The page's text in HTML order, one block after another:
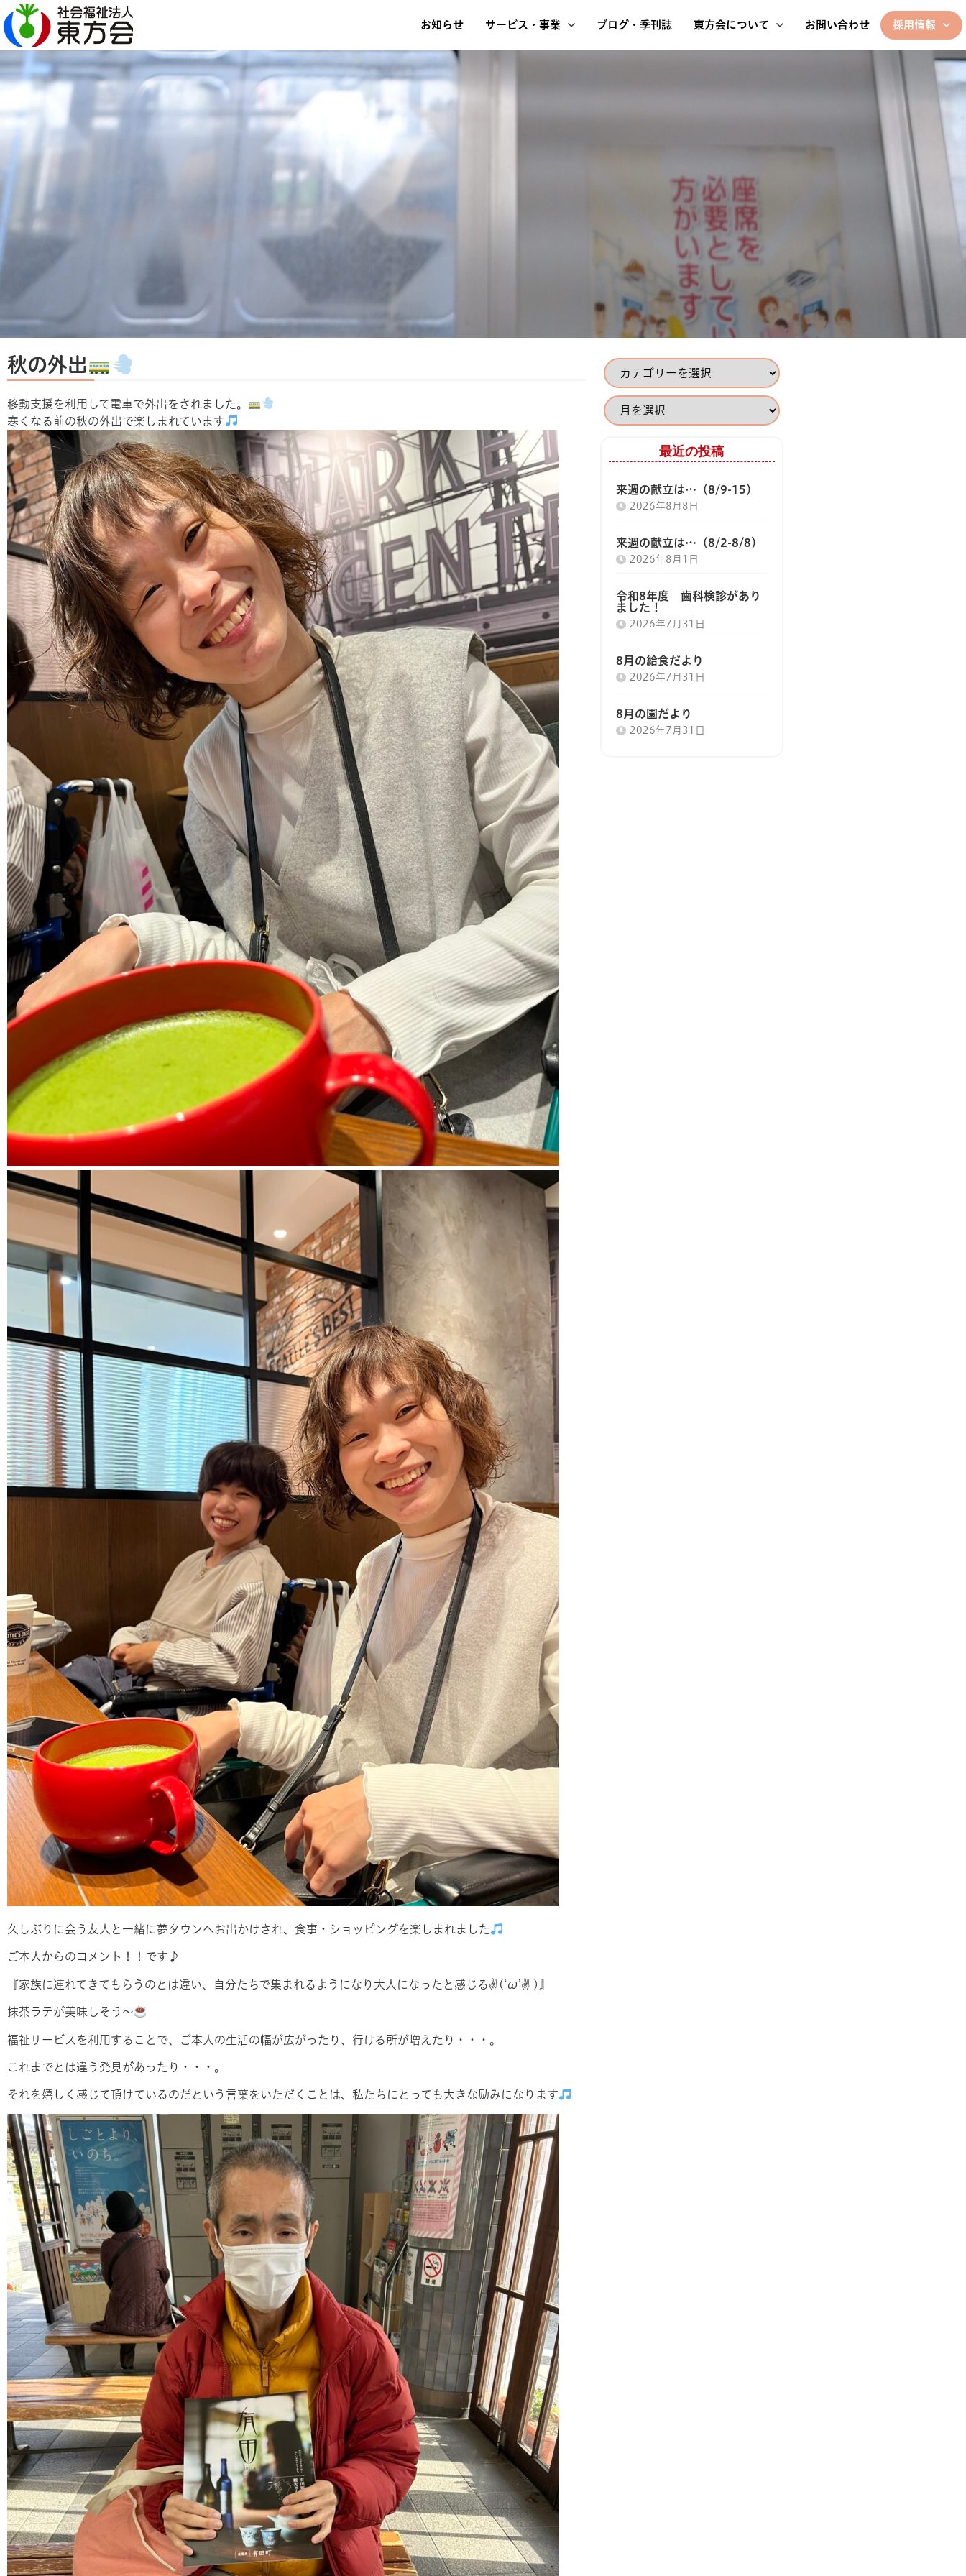
お知らせ サービス・事業 ブログ・季刊誌 東方会について お問い合わせ 採用情報
秋の外出
移動支援を利用して電車で外出をされました。
寒くなる前の秋の外出で楽しまれています
久しぶりに会う友人と一緒に夢タウンへお出かけされ、食事・ショッピングを楽しまれました
ご本人からのコメント！！です♪
『家族に連れてきてもらうのとは違い、自分たちで集まれるようになり大人になったと感じる✌(‘ω’✌ )』
抹茶ラテが美味しそう～
福祉サービスを利用することで、ご本人の生活の幅が広がったり、行ける所が増えたり・・・。
これまでとは違う発見があったり・・・。
それを嬉しく感じて頂けているのだという言葉をいただくことは、私たちにとっても大きな励みになります
最近の投稿
来週の献立は…（8/9-15）
2026年8月8日
来週の献立は…（8/2-8/8）
2026年8月1日
令和8年度 歯科検診があり
ました！
2026年7月31日
8月の給食だより
2026年7月31日
8月の園だより
2026年7月31日